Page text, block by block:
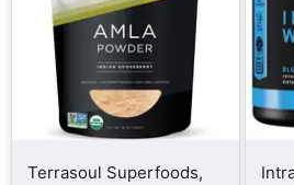
Terrasoul Superfoods,